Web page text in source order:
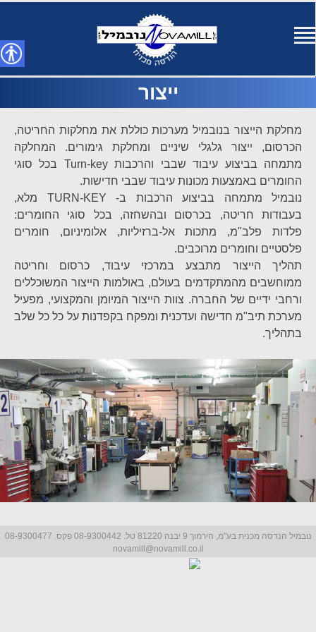
to
ייצור
מחלקת הייצור בנובמיל מערכות כוללת את מחלקות החריטה,
הכרסום, ייצור גלגלי שיניים ומחלקת גימורים. המחלקה
מתמחה בביצוע עיבוד שבבי והרכבות Turn-key בכל סוגי
החומרים באמצעות מכונות עיבוד שבבי חדישות.
נובמיל מתמחה בביצוע הרכבות ב- TURN-KEY מלא,
בעבודות חריטה, בכרסום ובהשחזה, בכל סוגי החומרים:
פלדות פלב"מ, מתכות אל-ברזיליות, אלומיניום, חומרים
פלסטיים וחומרים מרוכבים.
תהליך הייצור מתבצע במרכזי עיבוד, כרסום וחריטה
ממוחשבים מהמתקדמים בעולם, באולמות הייצור המשוכללים
ורחבי ידיים של החברה. צוות הייצור המיומן והמקצועי, מפעיל
מערכת תיב"מ חדישה ועדכנית ומפקח בקפדנות על כל כל שלב
בתהליך.
נובמיל הנדסה מכנית בע"מ, הירמוך 9 יבנה 81220 טל. 08-9300442 פקס. 08-9300477
novamill@novamill.co.il